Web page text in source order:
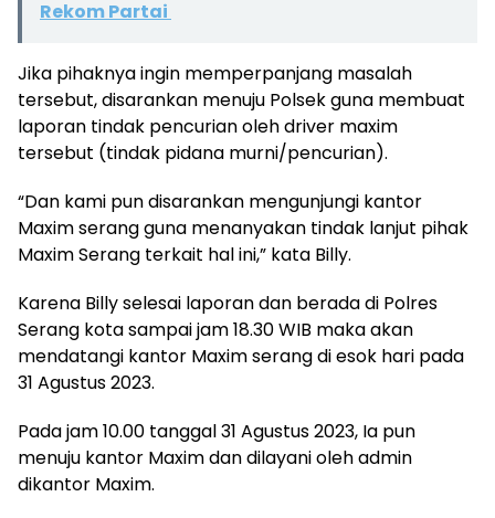
Rekom Partai
Jika pihaknya ingin memperpanjang masalah
tersebut, disarankan menuju Polsek guna membuat
laporan tindak pencurian oleh driver maxim
tersebut (tindak pidana murni/pencurian).
“Dan kami pun disarankan mengunjungi kantor
Maxim serang guna menanyakan tindak lanjut pihak
Maxim Serang terkait hal ini,” kata Billy.
Karena Billy selesai laporan dan berada di Polres
Serang kota sampai jam 18.30 WIB maka akan
mendatangi kantor Maxim serang di esok hari pada
31 Agustus 2023.
Pada jam 10.00 tanggal 31 Agustus 2023, Ia pun
menuju kantor Maxim dan dilayani oleh admin
dikantor Maxim.